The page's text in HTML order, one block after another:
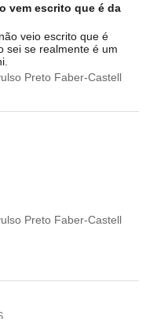
vem escrito que é da
veio escrito que é
sei se realmente é um
Preto Faber-Castell
Preto Faber-Castell